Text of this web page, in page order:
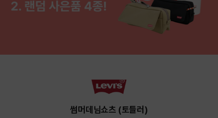
썸머데님쇼츠 (토들러)